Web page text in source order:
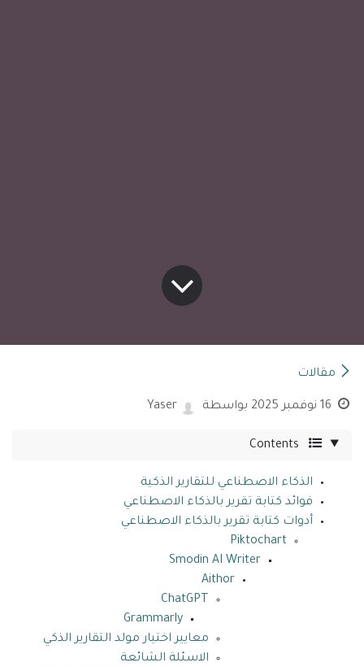
مقالات
16 نوفمبر 2025 بواسطة Yaser
Contents
الذكاء الاصطناعي للتقارير الذكية
فوائد كتابة تقرير بالذكاء الاصطناعي
أدوات كتابة تقرير بالذكاء الاصطناعي
Piktochart
Smodin AI Writer
Aithor
ChatGPT
Grammarly
معايير اختيار مولد التقارير الذكي
الاسئلة الشائعة